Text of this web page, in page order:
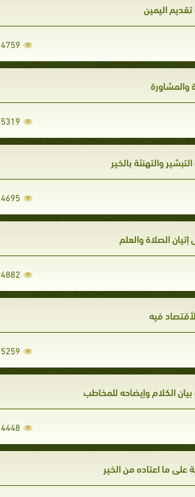
اليمين
4759
والمشاورة
5319
والتهنئة بالخير
4695
الصلاة والعلم
4882
فيه
5259
الكلام وإيضاحه للمخاطب
4448
على ما اعتاده من الخير